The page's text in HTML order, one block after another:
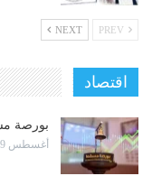
NEXT
اقتصاد
بورصة
أغسطس 9, 2026